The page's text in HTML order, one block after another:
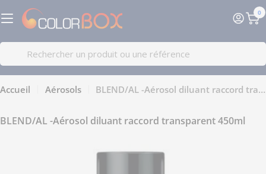
Passer
au
Recherche
0
Accueil Aérosols BLEND/AL -Aérosol diluant raccord transparent 450ml
BLEND/AL -Aérosol diluant raccord transparent 450ml